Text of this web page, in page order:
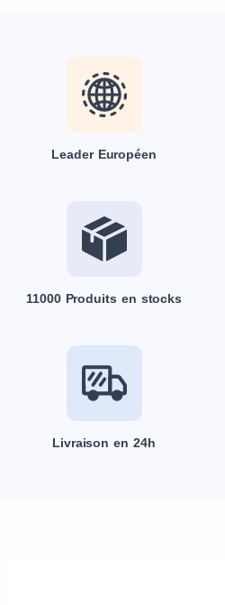
Leader Européen
11000 Produits en stocks
Livraison en 24h